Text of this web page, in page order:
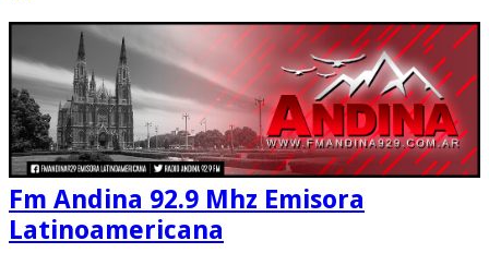
Fm Andina 92.9 Mhz Emisora
Latinoamericana